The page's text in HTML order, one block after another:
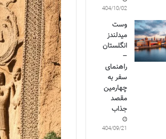
1404/10/02
وست
میدلندز
انگلستان
–
راهنمای
سفر به
چهارمین
مقصد
جذاب
1404/09/21